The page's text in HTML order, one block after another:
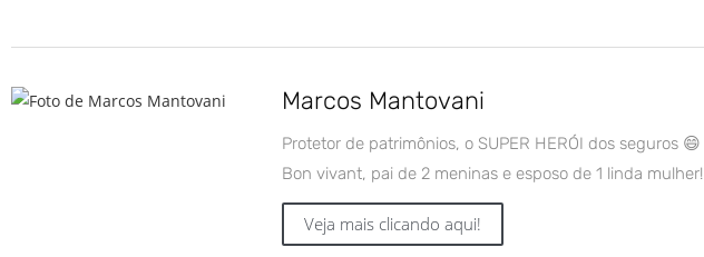
Marcos Mantovani
Protetor de patrimônios, o SUPER HERÓI dos seguros 😄
Bon vivant, pai de 2 meninas e esposo de 1 linda mulher!
Veja mais clicando aqui!